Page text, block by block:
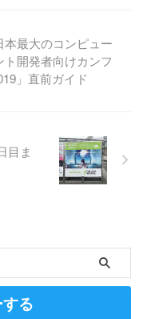
最大のコンピュー
開発者向けカンフ
」直前ガイド
目ま
る